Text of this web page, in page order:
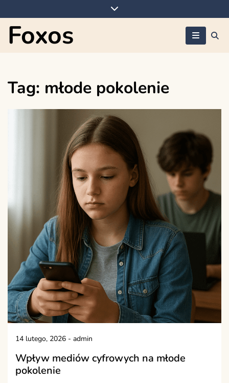
to
content
Foxos
Tag: młode pokolenie
14 lutego, 2026 - admin
Wpływ mediów cyfrowych na młode
pokolenie